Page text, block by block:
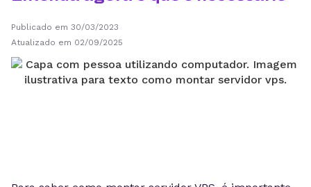
Publicado em 30/03/2023
Atualizado em 02/09/2025